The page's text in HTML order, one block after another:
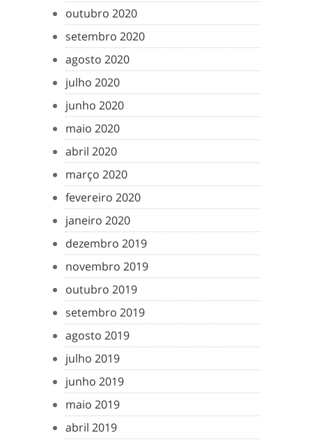
outubro 2020
setembro 2020
agosto 2020
julho 2020
junho 2020
maio 2020
abril 2020
março 2020
fevereiro 2020
janeiro 2020
dezembro 2019
novembro 2019
outubro 2019
setembro 2019
agosto 2019
julho 2019
junho 2019
maio 2019
abril 2019